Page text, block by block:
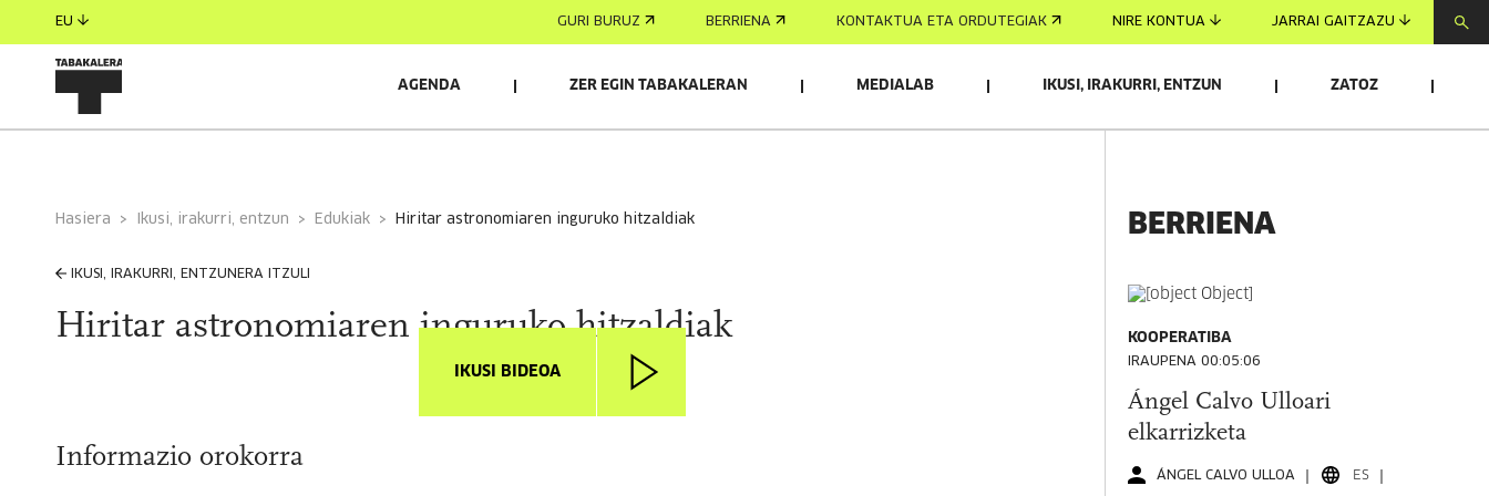
EU GURI BURUZ BERRIENA KONTAKTUA ETA ORDUTEGIAK NIRE KONTUA JARRAI GAITZAZU
AGENDA ZER EGIN TABAKALERAN MEDIALAB IKUSI, IRAKURRI, ENTZUN ZATOZ
Hasiera Ikusi, irakurri, entzun Edukiak hiritar astronomiaren inguruko hitzaldiak
IKUSI, IRAKURRI, ENTZUNERA ITZULI
Hiritar astronomiaren inguruko hitzaldiak
IKUSI BIDEOA
Informazio orokorra
BERRIENA
KOOPERATIBA
IRAUPENA 00:05:06
Ángel Calvo Ulloari
elkarrizketa
ÁNGEL CALVO ULLOA ES